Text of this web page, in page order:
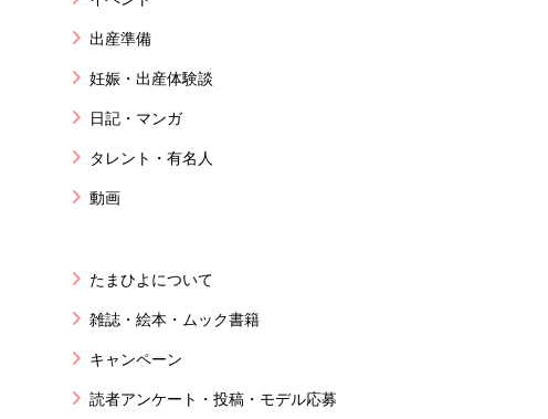
出産準備
妊娠・出産体験談
日記・マンガ
タレント・有名人
動画
たまひよについて
雑誌・絵本・ムック書籍
キャンペーン
読者アンケート・投稿・モデル応募